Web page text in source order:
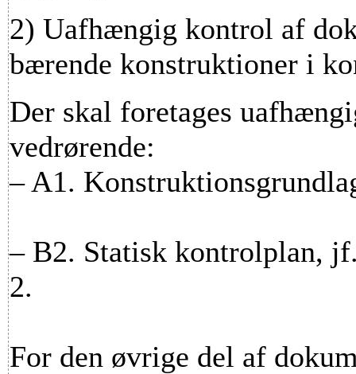
2) Uafhængig kontrol af
bærende konstruktioner i
Der skal foretages
vedrørende:
– A1.
– B2. Statisk kontrolplan,
2.
For den øvrige del af